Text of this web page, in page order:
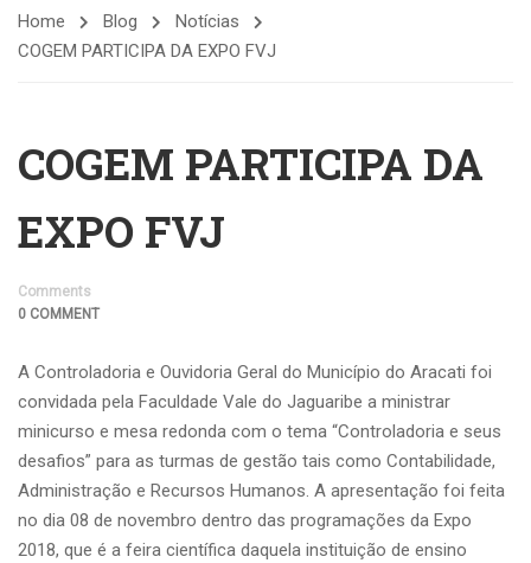
Home Blog
Notícias
COGEM PARTICIPA DA EXPO FVJ
COGEM PARTICIPA DA
EXPO FVJ
Comments
0 COMMENT
A Controladoria e Ouvidoria Geral do Município do Aracati foi
convidada pela Faculdade Vale do Jaguaribe a ministrar
minicurso e mesa redonda com o tema “Controladoria e seus
desafios” para as turmas de gestão tais como Contabilidade,
Administração e Recursos Humanos. A apresentação foi feita
no dia 08 de novembro dentro das programações da Expo
2018, que é a feira científica daquela instituição de ensino